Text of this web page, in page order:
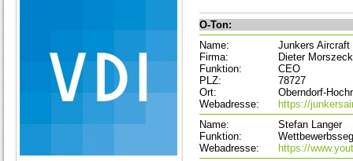
O-Ton:
Name:
Junkers Aircraft
Firma:
Dieter Morszeck
Funktion:
CEO
PLZ:
78727
Ort:
Oberndorf-
Webadresse:
https://
Name:
Stefan Langer
Funktion:
Webadresse:
https://